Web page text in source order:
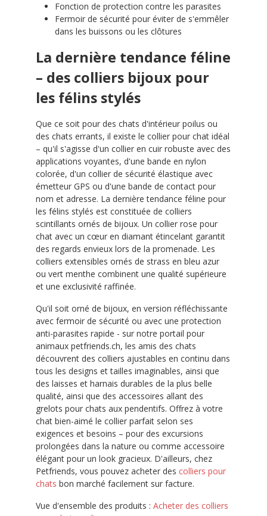
Fonction de protection contre les parasites
Fermoir de sécurité pour éviter de s'emmêler
dans les buissons ou les clôtures
La dernière tendance féline
– des colliers bijoux pour
les félins stylés
Que ce soit pour des chats d'intérieur poilus ou
des chats errants, il existe le collier pour chat idéal
– qu'il s'agisse d'un collier en cuir robuste avec des
applications voyantes, d'une bande en nylon
colorée, d'un collier de sécurité élastique avec
émetteur GPS ou d'une bande de contact pour
nom et adresse. La dernière tendance féline pour
les félins stylés est constituée de colliers
scintillants ornés de bijoux. Un collier rose pour
chat avec un cœur en diamant étincelant garantit
des regards envieux lors de la promenade. Les
colliers extensibles ornés de strass en bleu azur
ou vert menthe combinent une qualité supérieure
et une exclusivité raffinée.
Qu'il soit orné de bijoux, en version réfléchissante
avec fermoir de sécurité ou avec une protection
anti-parasites rapide - sur notre portail pour
animaux petfriends.ch, les amis des chats
découvrent des colliers ajustables en continu dans
tous les designs et tailles imaginables, ainsi que
des laisses et harnais durables de la plus belle
qualité, ainsi que des accessoires allant des
grelots pour chats aux pendentifs. Offrez à votre
chat bien-aimé le collier parfait selon ses
exigences et besoins – pour des excursions
prolongées dans la nature ou comme accessoire
élégant pour un look gracieux. D'ailleurs, chez
Petfriends, vous pouvez acheter des colliers pour
chats bon marché facilement sur facture.
Vue d'ensemble des produits : Acheter des colliers